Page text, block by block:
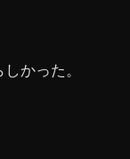
かった。